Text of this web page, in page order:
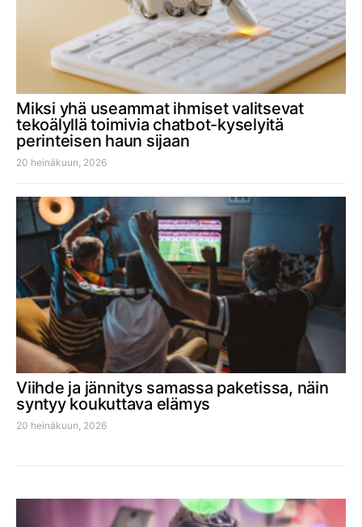
Miksi yhä useammat ihmiset valitsevat
tekoälyllä toimivia chatbot-kyselyitä
perinteisen haun sijaan
20 heinäkuun, 2026
Viihde ja jännitys samassa paketissa, näin
syntyy koukuttava elämys
20 heinäkuun, 2026